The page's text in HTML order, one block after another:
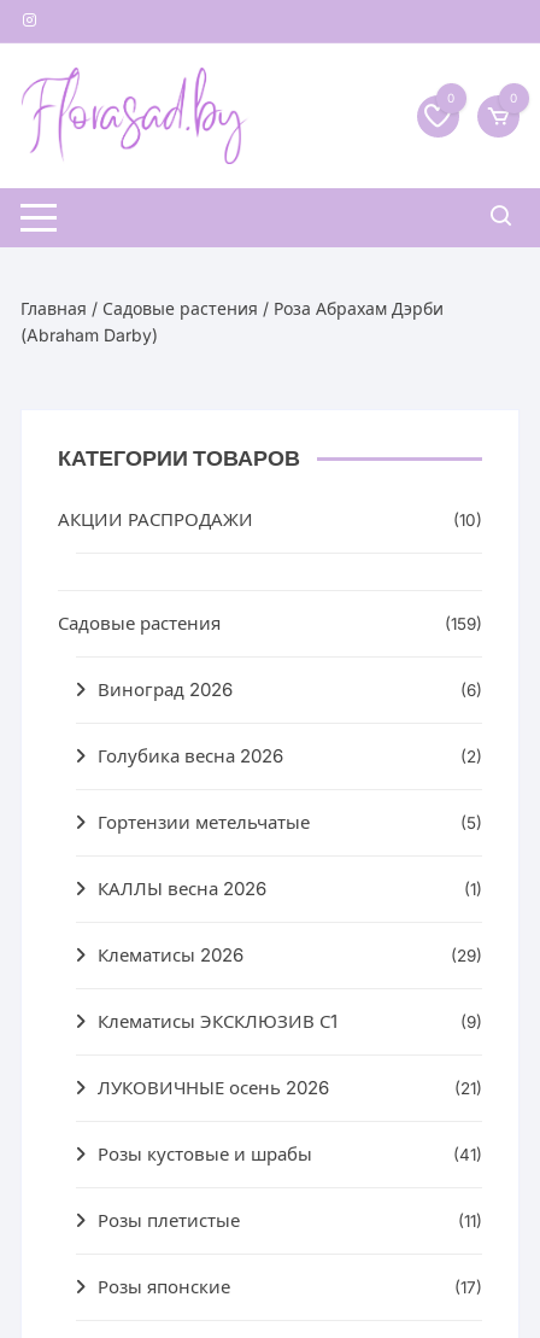
Перейти
к
содержимому
0 0
Главная / Садовые растения / Роза Абрахам Дэрби
(Abraham Darby)
КАТЕГОРИИ ТОВАРОВ
АКЦИИ РАСПРОДАЖИ (10)
Садовые растения (159)
Виноград 2026 (6)
Голубика весна 2026 (2)
Гортензии метельчатые (5)
КАЛЛЫ весна 2026 (1)
Клематисы 2026 (29)
Клематисы ЭКСКЛЮЗИВ С1 (9)
ЛУКОВИЧНЫЕ осень 2026 (21)
Розы кустовые и шрабы (41)
Розы плетистые (11)
Розы японские (17)